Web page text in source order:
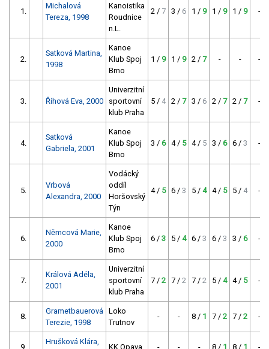
1.
Michalová
Tereza, 1998
Kanoistika
Roudnice
n.L.
2 / 7 3 / 6 1 / 9 1 / 9 1 / 9 -
2.
Satková Martina,
1998
Kanoe
Klub Spoj
Brno
1 / 9 1 / 9 2 / 7 - - -
3. Říhová Eva, 2000
Univerzitní
sportovní
klub Praha
5 / 4 2 / 7 3 / 6 2 / 7 2 / 7 -
4.
Satková
Gabriela, 2001
Kanoe
Klub Spoj
Brno
3 / 6 4 / 5 4 / 5 3 / 6 6 / 3 -
5.
Vrbová
Alexandra, 2000
Vodácký
oddíl
Horšovský
Týn
4 / 5 6 / 3 5 / 4 4 / 5 5 / 4 -
6.
Němcová Marie,
2000
Kanoe
Klub Spoj
Brno
6 / 3 5 / 4 6 / 3 6 / 3 3 / 6 -
7.
Králová Adéla,
2001
Univerzitní
sportovní
klub Praha
7 / 2 7 / 2 7 / 2 5 / 4 4 / 5 -
8.
Grametbauerová
Terezie, 1998
Loko
Trutnov
- - 8 / 1 7 / 2 7 / 2 -
9.
Hrušková Klára,
KK Opava - - - 8 / 1 8 / 1 -